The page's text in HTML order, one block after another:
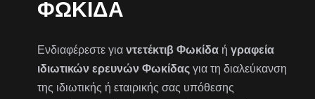
ΦΩΚΊΔΑ
Ενδιαφέρεστε γιαντετέκτιβ Φωκίδα ήγραφεία
ιδιωτικών ερευνών Φωκίδας για τη διαλεύκανση
της ιδιωτικής ή εταιρικής σας υπόθεσης